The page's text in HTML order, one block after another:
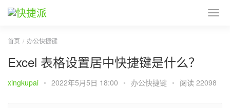
首页 办公快捷键
Excel 表格设置居中快捷键是什么？
xingkupai • 2022年5月5日 18:00 • 办公快捷键 • 阅读 22098